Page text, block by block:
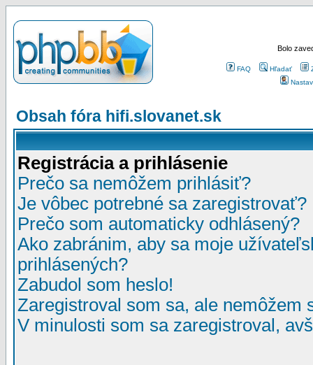
Bolo
FAQ Hľadať
Obsah fóra hifi.slovanet.sk
Registrácia a prihlásenie
Prečo sa nemôžem prihlásiť?
Je vôbec potrebné sa zaregistrovať?
Prečo som automaticky odhlásený?
Ako zabránim, aby sa moje
prihlásených?
Zabudol som heslo!
Zaregistroval som sa, ale nemôžem
V minulosti som sa zaregistroval,